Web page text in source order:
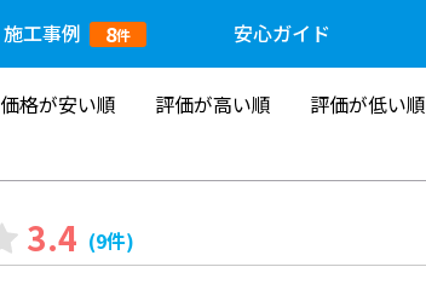
施工事例 8件 安心ガイド
価格が安い順 評価が高い順 評価が低い順
3.4 (9件)